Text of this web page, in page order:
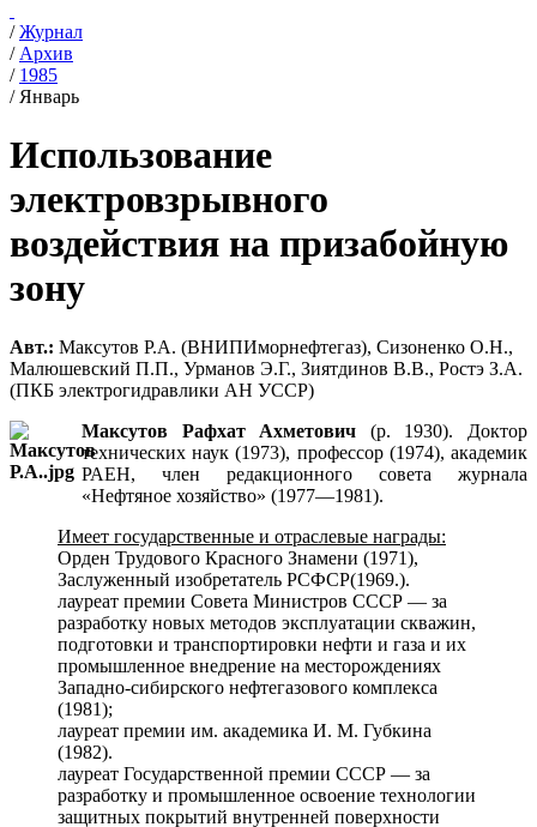
/Журнал
/ Архив
/ 1985
/ Январь
Использование
электровзрывного
воздействия на призабойную
зону
Авт.: Максутов Р.А. (ВНИПИморнефтегаз), Сизоненко О.Н.,
Малюшевский П.П., Урманов Э.Г., Зиятдинов В.В., Ростэ З.А.
(ПКБ электрогидравлики АН УССР)
Максутов Рафхат Ахметович (р. 1930). Доктор
технических наук (1973), профессор (1974), академик
РАЕН, член редакционного совета журнала
«Нефтяное хозяйство» (1977—1981).
Имеет государственные и отраслевые награды:
Орден Трудового Красного Знамени (1971),
Заслуженный изобретатель РСФСР(1969.).
лауреат премии Совета Министров СССР — за
разработку новых методов эксплуатации скважин,
подготовки и транспортировки нефти и газа и их
промышленное внедрение на месторождениях
Западно-сибирского нефтегазового комплекса
(1981);
лауреат премии им. академика И. М. Губкина
(1982).
лауреат Государственной премии СССР — за
разработку и промышленное освоение технологии
защитных покрытий внутренней поверхности